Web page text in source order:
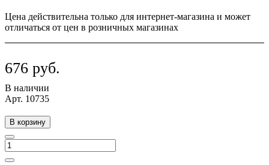
Цена действительна только для интернет-магазина и может
отличаться от цен в розничных магазинах
676 руб.
В наличии
Арт. 10735
В корзину